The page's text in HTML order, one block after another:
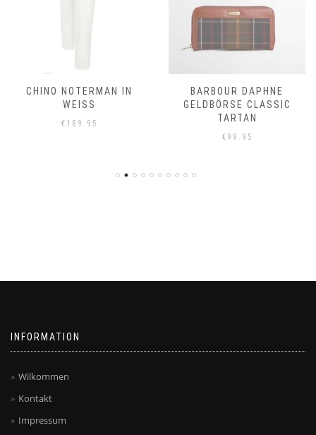
CHINO NOTERMAN IN
WEISS
€ 189.95
BARBOUR DAPHNE
GELDBÖRSE CLASSIC
TARTAN
€ 99.95
INFORMATION
Wilkommen
Kontakt
Impressum